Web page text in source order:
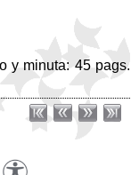
y minuta: 45 pags.